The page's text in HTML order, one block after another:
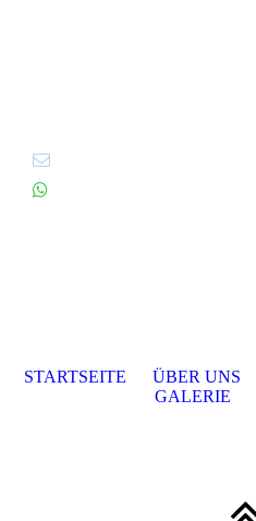
STARTSEITE ÜBER UNS
GALERIE